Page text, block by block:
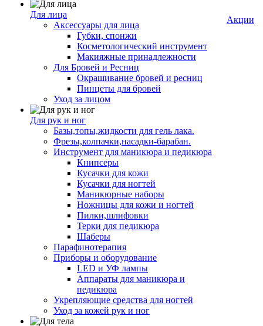
Для лица
Аксессуары для лица
Губки, спонжи
Косметологический инструмент
Макияжные принадлежности
Для Бровей и Ресниц
Окрашивание бровей и ресниц
Пинцеты для бровей
Уход за лицом
Для рук и ног
Базы,топы,жидкости для гель лака.
Фрезы,колпачки,насадки-барабан.
Инструмент для маникюра и педикюра
Книпсеры
Кусачки для кожи
Кусачки для ногтей
Маникюрные наборы
Ножницы для кожи и ногтей
Пилки,шлифовки
Терки для педикюра
Шаберы
Парафинотерапия
Приборы и оборудование
LED и УФ лампы
Аппараты для маникюра и
педикюра
Укрепляющие средства для ногтей
Уход за кожей рук и ног
Акции